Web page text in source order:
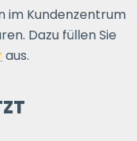
im Kundenzentrum
Dazu füllen Sie
aus.